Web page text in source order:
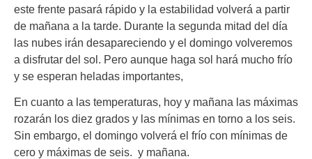
este frente pasará rápido y la estabilidad volverá a partir
de mañana a la tarde. Durante la segunda mitad del día
las nubes irán desapareciendo y el domingo volveremos
a disfrutar del sol. Pero aunque haga sol hará mucho frío
y se esperan heladas importantes,
En cuanto a las temperaturas, hoy y mañana las máximas
rozarán los diez grados y las mínimas en torno a los seis.
Sin embargo, el domingo volverá el frío con mínimas de
cero y máximas de seis. y mañana.